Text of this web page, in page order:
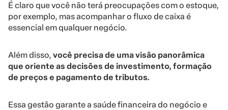
É claro que você não terá preocupações com o estoque,
por exemplo, mas acompanhar o fluxo de caixa é
essencial em qualquer negócio.
Além disso, você precisa de uma visão panorâmica
que oriente as decisões de investimento, formação
de preços e pagamento de tributos.
Essa gestão garante a saúde financeira do negócio e